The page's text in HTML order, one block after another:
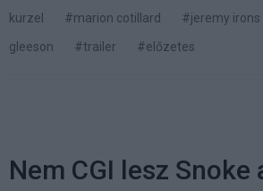
kurzel
#marion cotillard #jeremy irons
gleeson
#trailer #előzetes
Nem CGI lesz Snoke